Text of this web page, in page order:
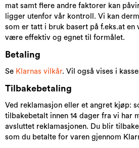
mat samt flere andre faktorer kan
ligger utenfor vår kontroll. Vi kan
som er tatt i bruk basert på f.eks.at en
være effektiv og egnet til formålet.
Betaling
Se Klarnas vilkår. Vil også vises i
Tilbakebetaling
Ved reklamasjon eller et angret kjøp:
tilbakebetalt innen 14 dager fra vi har
avsluttet reklamasjonen. Du blir
som du betalte for varen gjennom